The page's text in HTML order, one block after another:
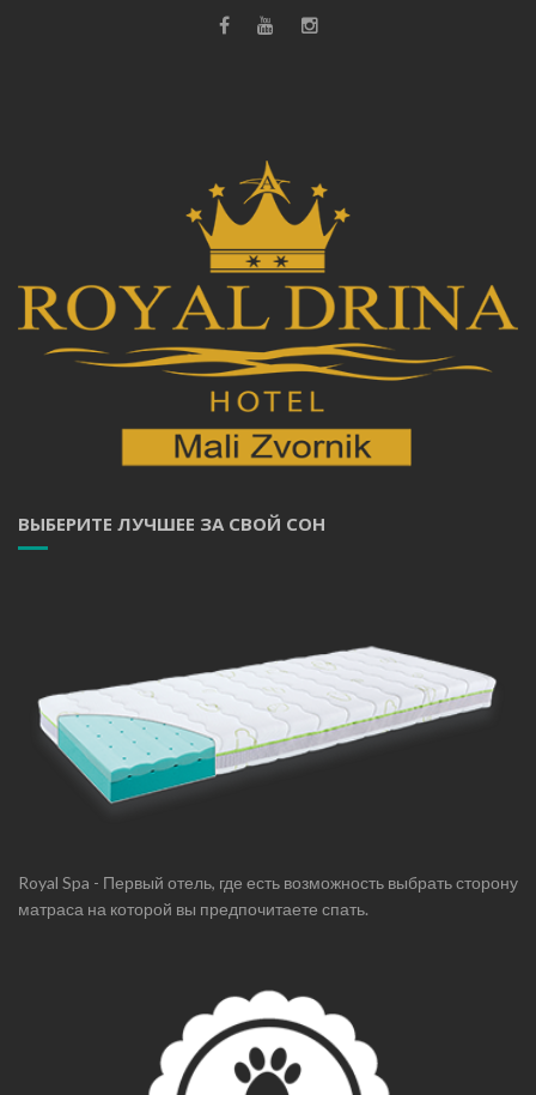
ВЫБЕРИТЕ ЛУЧШЕЕ ЗА СВОЙ СОН
Royal Spa - Первый отель, где есть возможность выбрать сторону
матраса на которой вы предпочитаете спать.